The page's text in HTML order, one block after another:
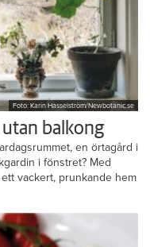
Foto: Karin Hasselström/Newbotanic.se
balkong
en örtagård i
i fönstret? Med
vackert, prunkande hem